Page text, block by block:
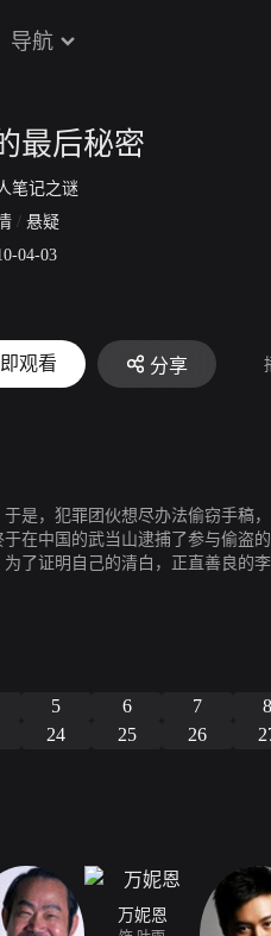
导航
最后秘密
笔记之谜
/ 悬疑
04-03
观看 分享
是，犯罪团伙想尽办法偷窃手稿
在中国的武当山逮捕了参与偷盗
了证明自己的清白，正直善良的
5 6 7
24 25 26
万妮恩